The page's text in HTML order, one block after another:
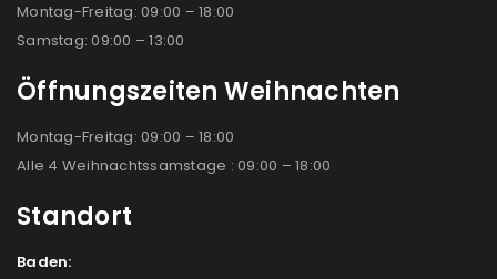
Montag-Freitag: 09:00 – 18:00
Samstag: 09:00 – 13:00
Öffnungszeiten Weihnachten
Montag-Freitag: 09:00 – 18:00
Alle 4 Weihnachtssamstage : 09:00 – 18:00
Standort
Baden: